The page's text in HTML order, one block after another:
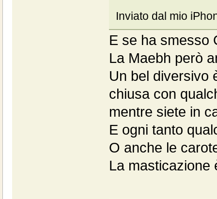
Inviato dal mio
E se ha smesso
La Maebh però
Un bel diversivo
chiusa con
mentre siete in
E ogni tanto
O anche le
La masticazione